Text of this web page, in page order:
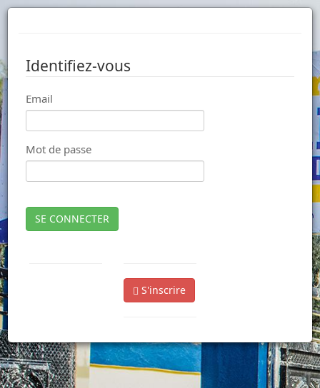
Identifiez-vous
Email
Mot de passe
SE CONNECTER
S'inscrire